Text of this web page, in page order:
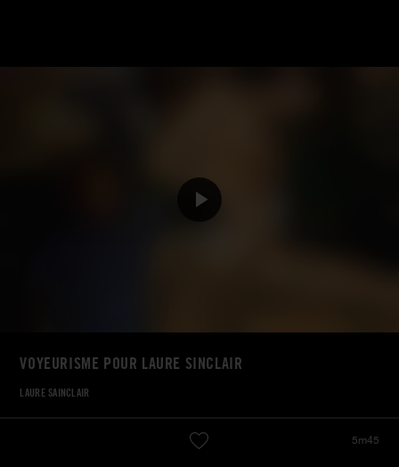
VOYEURISME POUR LAURE SINCLAIR
LAURE SAINCLAIR
5m45